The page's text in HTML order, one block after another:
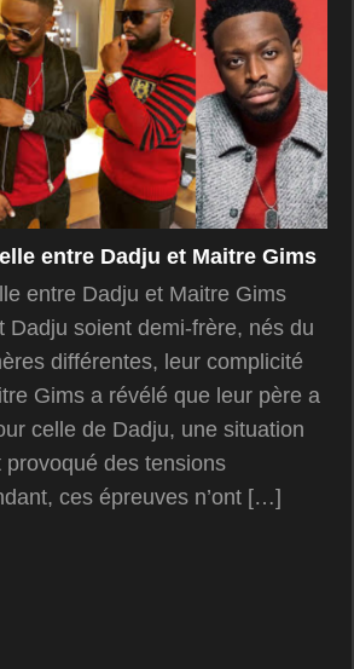
entre Dadju et Maitre Gims
entre Dadju et Maitre Gims
Dadju soient demi-frère, nés du
différentes, leur complicité
Gims a révélé que leur père a
celle de Dadju, une situation
des tensions
ces épreuves n’ont […]